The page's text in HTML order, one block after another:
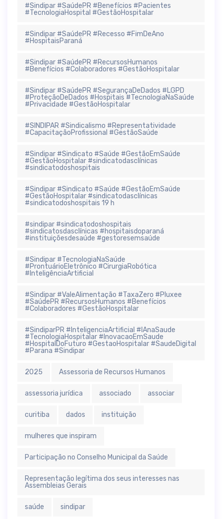
#Sindipar #SaúdePR #Benefícios #Pacientes
#TecnologiaHospital #GestãoHospitalar
#Sindipar #SaúdePR #Recesso #FimDeAno
#HospitaisParaná
#Sindipar #SaúdePR #RecursosHumanos
#Benefícios #Colaboradores #GestãoHospitalar
#Sindipar #SaúdePR #SegurançaDeDados #LGPD
#ProteçãoDeDados #Hospitais #TecnologiaNaSaúde
#Privacidade #GestãoHospitalar
#SINDIPAR #Sindicalismo #Representatividade
#CapacitaçãoProfissional #GestãoSaúde
#Sindipar #Sindicato #Saúde #GestãoEmSaúde
#GestãoHospitalar #sindicatodasclínicas
#sindicatodoshospitais
#Sindipar #Sindicato #Saúde #GestãoEmSaúde
#GestãoHospitalar #sindicatodasclínicas
#sindicatodoshospitais 19 h
#sindipar #sindicatodoshospitais
#sindicatosdasclínicas #hospitaisdoparaná
#instituiçõesdesaúde #gestoresemsaúde
#Sindipar #TecnologiaNaSaúde
#ProntuárioEletrônico #CirurgiaRobótica
#InteligênciaArtificial
#Sindipar #ValeAlimentação #TaxaZero #Pluxee
#SaúdePR #RecursosHumanos #Benefícios
#Colaboradores #GestãoHospitalar
#SindiparPR #InteligenciaArtificial #IAnaSaude
#TecnologiaHospitalar #InovacaoEmSaude
#HospitalDoFuturo #GestaoHospitalar #SaudeDigital
#Parana #Sindipar
2025 Assessoria de Recursos Humanos
assessoria jurídica associado associar
curitiba dados instituição
mulheres que inspiram
Participação no Conselho Municipal da Saúde
Representação legítima dos seus interesses nas
Assembleias Gerais
saúde sindipar